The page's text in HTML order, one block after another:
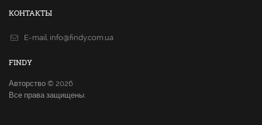
КОНТАКТЫ
E-mail. info@findy.com.ua
FINDY
Авторство © 2026
Все права защищены.